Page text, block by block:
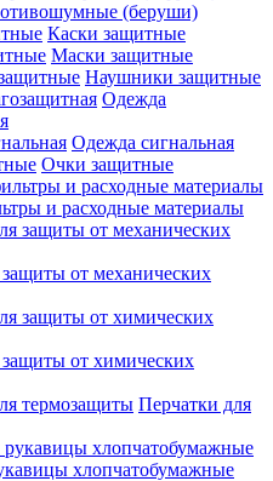
(беруши)
Каски защитные
Маски защитные
Наушники защитные
Одежда
Одежда сигнальная
Очки защитные
и расходные материалы
от механических
от химических
Перчатки для
хлопчатобумажные